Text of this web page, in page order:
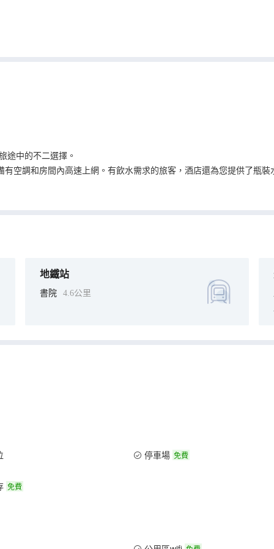
途中的不二選擇。
空調和房間內高速上網。有飲水需求的旅客，酒店還為您提供了瓶
地鐵站
書院 4.6公里
停車場 免費
免費